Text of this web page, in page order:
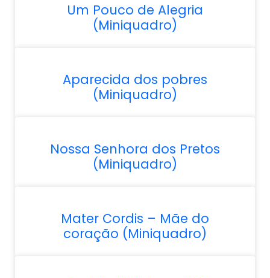
Um Pouco de Alegria
(Miniquadro)
Aparecida dos pobres
(Miniquadro)
Nossa Senhora dos Pretos
(Miniquadro)
Mater Cordis – Mãe do
coração (Miniquadro)